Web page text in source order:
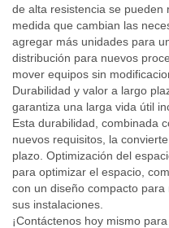
de alta resistencia se pueden
medida que cambian las
agregar más unidades para
distribución para nuevos
mover equipos sin
Durabilidad y valor a largo
garantiza una larga vida útil
Esta durabilidad, combinada
nuevos requisitos, la
plazo. Optimización del
para optimizar el espacio,
con un diseño compacto
sus instalaciones.
¡Contáctenos hoy mismo